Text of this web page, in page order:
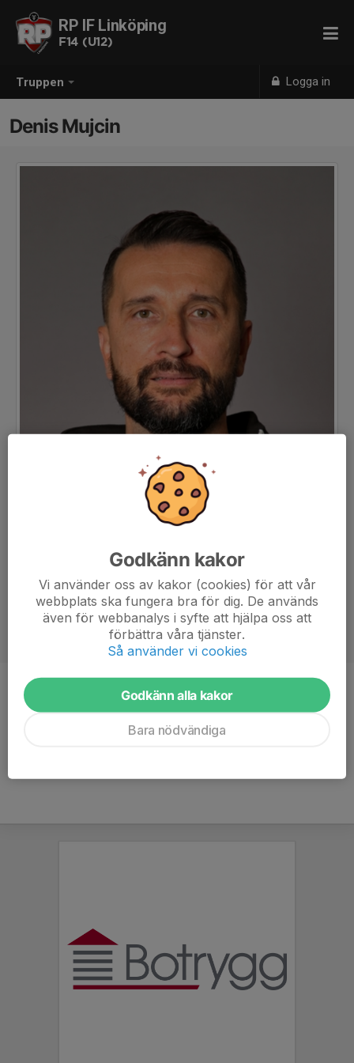
Truppen Logga in
RP IF Linköping
F14 (U12)
Denis Mujcin
Titel
Tränare
Godkänn kakor
Vi använder oss av kakor (cookies) för att vår
webbplats ska fungera bra för dig. De används
även för webbanalys i syfte att hjälpa oss att
förbättra våra tjänster.
Så använder vi cookies
Godkänn alla kakor
Bara nödvändiga